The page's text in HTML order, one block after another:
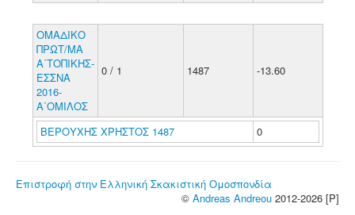
ΟΜΑΔΙΚΟ
ΠΡΩΤ/ΜΑ
Α΄ΤΟΠΙΚΗΣ-
ΕΣΣΝΑ
2016-
Α΄ΟΜΙΛΟΣ
0 / 1 1487 -13.60
ΒΕΡΟΥΧΗΣ ΧΡΗΣΤΟΣ 1487 0
Επιστροφή στην Ελληνική Σκακιστική Ομοσπονδία
© Andreas Andreou 2012-2026 [P]